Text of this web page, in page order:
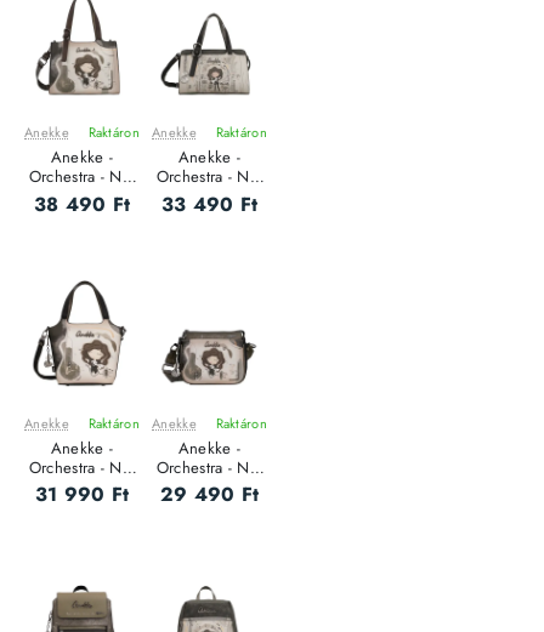
ÚJ
Anekke Raktáron
Anekke -
Orchestra - Női
oldaltáska
38 490 Ft
ÚJ
Anekke Raktáron
Anekke -
Orchestra - Női
oldaltáska
33 490 Ft
ÚJ
Anekke Raktáron
Anekke -
Orchestra - Női
oldaltáska
31 990 Ft
ÚJ
Anekke Raktáron
Anekke -
Orchestra - Női
oldaltáska
29 490 Ft